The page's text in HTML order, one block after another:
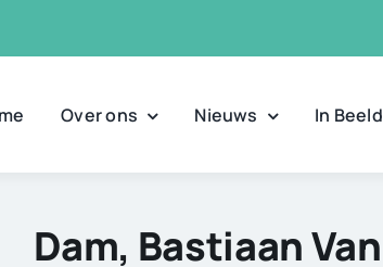
Over ons Nieuws In Beeld
Dam, Bastiaan Van